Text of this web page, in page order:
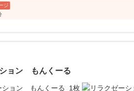
ジ
ョン もんくーる